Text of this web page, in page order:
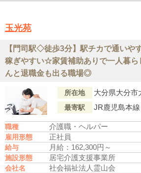
玉光苑
【門司駅◇徒歩3分】駅チカで通いや
稼ぎやすい☆家賃補助ありで一人暮
んと退職金も出る職場◎
所在地 大分県大分市
最寄駅
職種 介護職・ヘルパー
雇用形態 正社員
給与 月給：162,300円～
施設形態 居宅介護支援事業所
会社名 社会福祉法人霊山会